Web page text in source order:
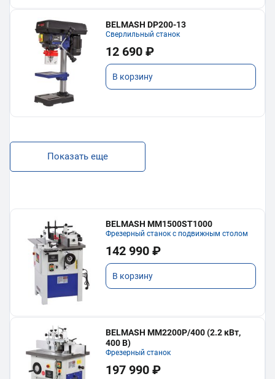
BELMASH DP200-13
Сверлильный станок
12 690 ₽
В корзину
Показать еще
BELMASH MM1500ST1000
Фрезерный станок с подвижным столом
142 990 ₽
В корзину
BELMASH MM2200P/400 (2.2 кВт,
400 В)
Фрезерный станок
197 990 ₽